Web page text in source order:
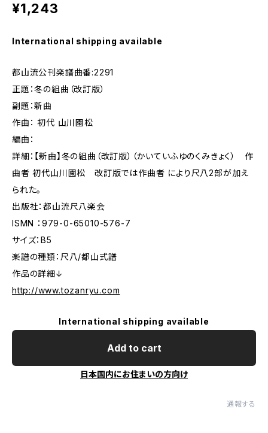
¥1,243
International shipping available
都山流公刊楽譜曲番:2291
正題：冬の組曲（改訂版）
副題：新曲
作曲： 初代 山川園松
編曲：
詳細：【新曲】冬の組曲（改訂版）（かいていふゆのくみきょく） 作
曲者 初代山川園松 改訂版では作曲者 により尺八2部が加え
られた。
出版社：都山流尺八楽会
ISMN ：979-0-65010-576-7
サイズ：B5
楽譜の種類：尺八/都山式譜
作品の詳細↓
http://www.tozanryu.com
International shipping available
Add to cart
日本国内にお住まいの方向け
通報する